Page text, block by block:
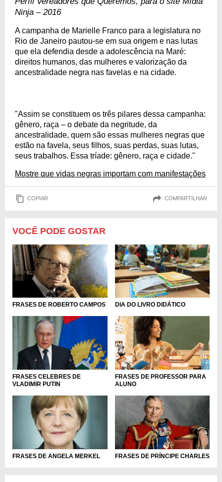
Ninja – 2016
A campanha de Marielle Franco para a legislatura no
Rio de Janeiro pautou-se em sua origem e nas lutas
que ela defendia desde a adolescência na Maré:
direitos humanos, das mulheres e valorização da
ancestralidade negra nas favelas e na cidade.
"Assim se constituem os três pilares dessa campanha:
gênero, raça – o debate da negritude, da
ancestralidade, quem são essas mulheres negras que
estão na favela, seus filhos, suas perdas, suas lutas,
seus trabalhos. Essa tríade: gênero, raça e cidade."
Mostre que vidas negras importam com manifestações
COPIAR COMPARTILHAR
VOCÊ PODE GOSTAR
FRASES DE ROBERTO CAMPOS DIA DO LIVRO DIDÁTICO
FRASES CELEBRES DE
VLADIMIR PUTIN
FRASES DE PROFESSOR PARA
ALUNO
FRASES DE ANGELA MERKEL FRASES DE PRÍNCIPE CHARLES